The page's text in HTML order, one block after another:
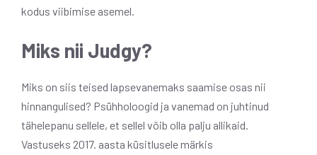
kodus viibimise asemel.
Miks nii Judgy?
Miks on siis teised lapsevanemaks saamise osas nii
hinnangulised? Psühholoogid ja vanemad on juhtinud
tähelepanu sellele, et sellel võib olla palju allikaid.
Vastuseks 2017. aasta küsitlusele märkis